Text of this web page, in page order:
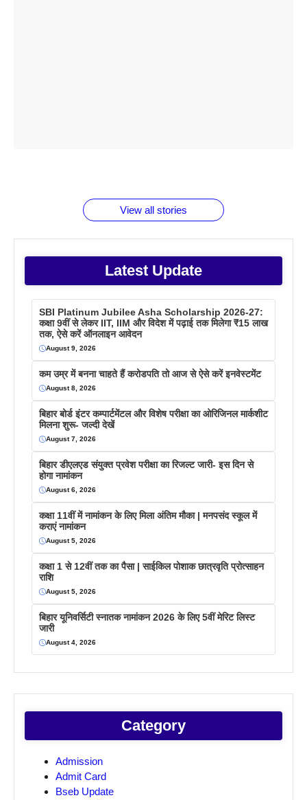
View all stories
Latest Update
SBI Platinum Jubilee Asha Scholarship 2026-27:
कक्षा 9वीं से लेकर IIT, IIM और विदेश में पढ़ाई तक मिलेगा ₹15 लाख
तक, ऐसे करें ऑनलाइन आवेदन
August 9, 2026
कम उम्र में बनना चाहते हैं करोडपति तो आज से ऐसे करें इनवेस्टमेंट
August 8, 2026
बिहार बोर्ड इंटर कम्पार्टमेंटल और विशेष परीक्षा का ओरिजिनल मार्कशीट
मिलना शुरू- जल्दी देखें
August 7, 2026
बिहार डीएलएड संयुक्त प्रवेश परीक्षा का रिजल्ट जारी- इस दिन से
होगा नामांकन
August 6, 2026
कक्षा 11वीं में नामांकन के लिए मिला अंतिम मौका | मनपसंद स्कूल में
कराएं नामांकन
August 5, 2026
कक्षा 1 से 12वीं तक का पैसा | साईकिल पोशाक छात्रवृति प्रोत्साहन
राशि
August 5, 2026
बिहार यूनिवर्सिटी स्नातक नामांकन 2026 के लिए 5वीं मेरिट लिस्ट
जारी
August 4, 2026
Category
Admission
Admit Card
Bseb Update